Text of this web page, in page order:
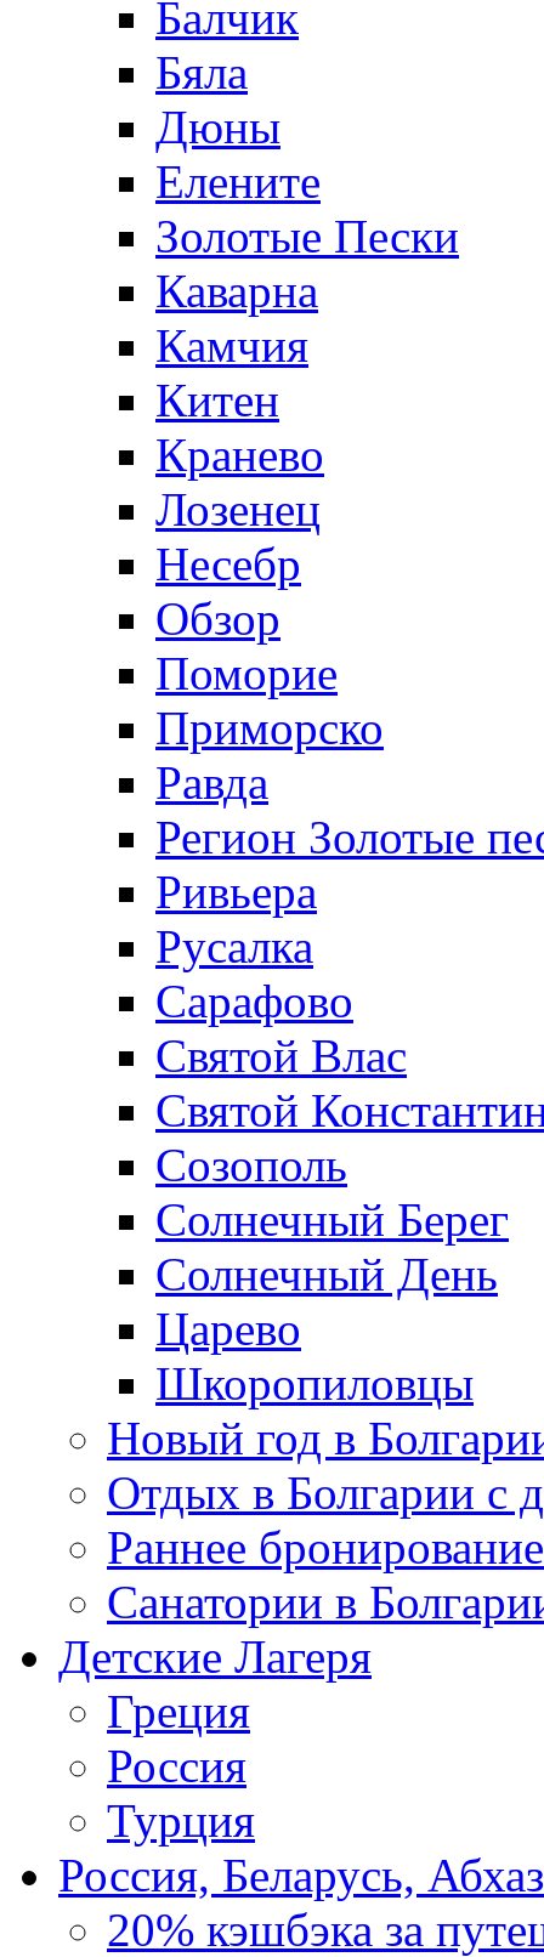
Балчик
Бяла
Дюны
Елените
Золотые Пески
Каварна
Камчия
Китен
Кранево
Лозeнец
Несебр
Обзор
Поморие
Приморско
Равда
Регион Золотые
Ривьера
Русалка
Сарафово
Святой Влас
Святой
Созополь
Солнечный Берег
Солнечный День
Царево
Шкоропиловцы
Новый год в
Отдых в Болгарии с
Раннее
Санатории в
Детские Лагеря
Греция
Россия
Турция
Россия, Беларусь,
20% кэшбэка за